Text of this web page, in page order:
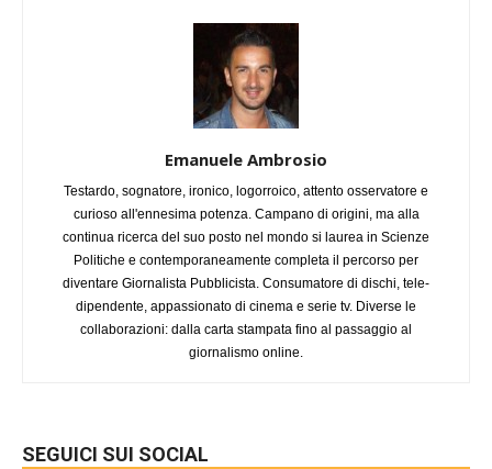
Emanuele Ambrosio
Testardo, sognatore, ironico, logorroico, attento osservatore e
curioso all'ennesima potenza. Campano di origini, ma alla
continua ricerca del suo posto nel mondo si laurea in Scienze
Politiche e contemporaneamente completa il percorso per
diventare Giornalista Pubblicista. Consumatore di dischi, tele-
dipendente, appassionato di cinema e serie tv. Diverse le
collaborazioni: dalla carta stampata fino al passaggio al
giornalismo online.
SEGUICI SUI SOCIAL